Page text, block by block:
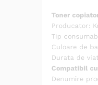
Toner
Producator:
Tip
Culoare de
Durata de
Compatibil
Denumire